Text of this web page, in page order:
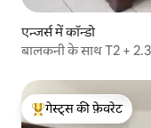
एन्जर्स में कॉन्डो
बालकनी के साथ T2 +
गेस्ट्स का टॉप फ़ेवरेट
गेस्ट्स की फ़ेवरेट